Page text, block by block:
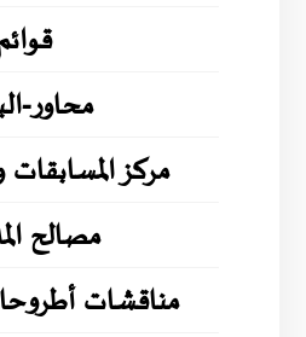
محاور-
مركز المسابقات
مصالح
مناقشات